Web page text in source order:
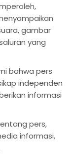
gambar
yang
bahwa pers
independen
informasi
pers,
informasi,